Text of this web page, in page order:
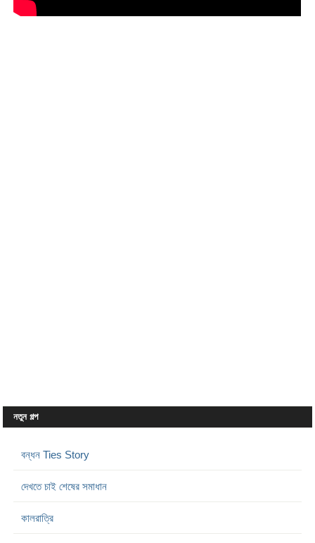
নতুন গল্প
বন্ধন Ties Story
দেখতে চাই শেষের সমাধান
কালরাত্রি